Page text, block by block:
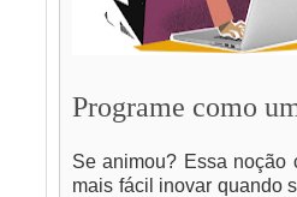
Programe como
Se animou? Essa noção
mais fácil inovar quando